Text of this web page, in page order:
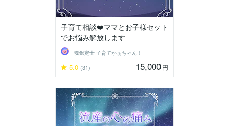
子育て相談❤️ママとお子様セット
でお悩み解放します
魂鑑定士 子育てかぁちゃん！
5.0 (31) 15,000円